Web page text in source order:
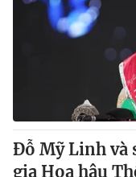
Đỗ Mỹ Linh và
gia Hoa hậu